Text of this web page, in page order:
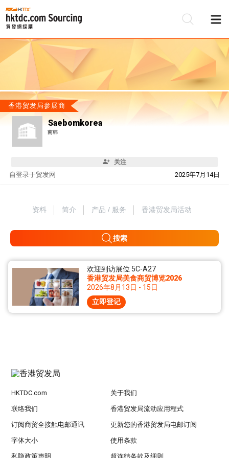
香港贸发局参展商
Saebomkorea
南韩
关注
自 2025年7月14日
登录于贸发网
资料 简介 产品 / 服务 香港贸发局活动
搜索
欢迎到访展位 5C-A27
香港贸发局美食商贸博览2026
2026年8月13日 - 15日
立即登记
HKTDC.com 关于我们
联络我们 香港贸发局流动应用程式
订阅商贸全接触电邮通讯 更新您的香港贸发局电邮订阅
字体大小 使用条款
私隐政策声明 超连结条款及细则